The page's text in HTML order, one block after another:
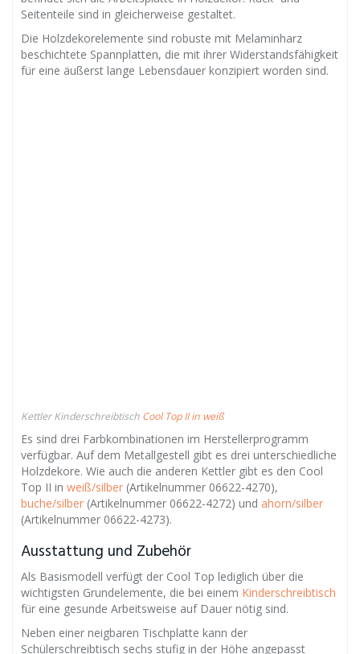
Seitenteile sind in gleicherweise gestaltet.
Die Holzdekorelemente sind robuste mit Melaminharz
beschichtete Spannplatten, die mit ihrer Widerstandsfähigkeit
für eine äußerst lange Lebensdauer konzipiert worden sind.
Kettler Kinderschreibtisch Cool Top II in weiß
Es sind drei Farbkombinationen im Herstellerprogramm
verfügbar. Auf dem Metallgestell gibt es drei unterschiedliche
Holzdekore. Wie auch die anderen Kettler gibt es den Cool
Top II in weiß/silber (Artikelnummer 06622-4270),
buche/silber (Artikelnummer 06622-4272) und ahorn/silber
(Artikelnummer 06622-4273).
Ausstattung und Zubehör
Als Basismodell verfügt der Cool Top lediglich über die
wichtigsten Grundelemente, die bei einem Kinderschreibtisch
für eine gesunde Arbeitsweise auf Dauer nötig sind.
Neben einer neigbaren Tischplatte kann der
Schülerschreibtisch sechs stufig in der Höhe angepasst